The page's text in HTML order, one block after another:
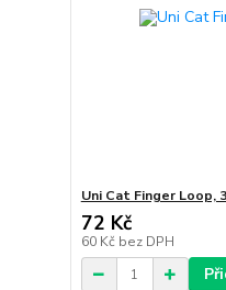
Uni Cat Finger Loop,
72 Kč
60 Kč bez DPH